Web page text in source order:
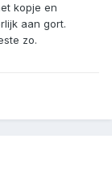
kopje en
aan gort.
zo.